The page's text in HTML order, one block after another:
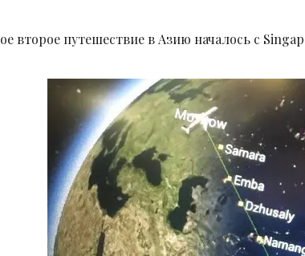
ое второе путешествие в Азию началось с